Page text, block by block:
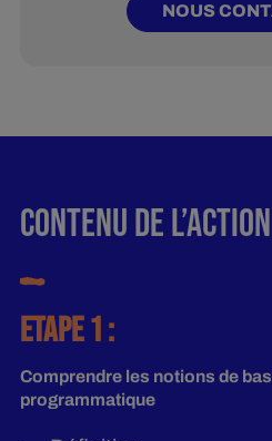
NOUS
CONTENU DE
ETAPE 1 :
Comprendre les notions de
programmatique